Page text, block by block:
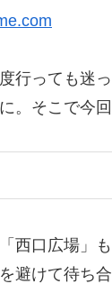
行っても迷
。そこで今
西口広場」
避けて待ち